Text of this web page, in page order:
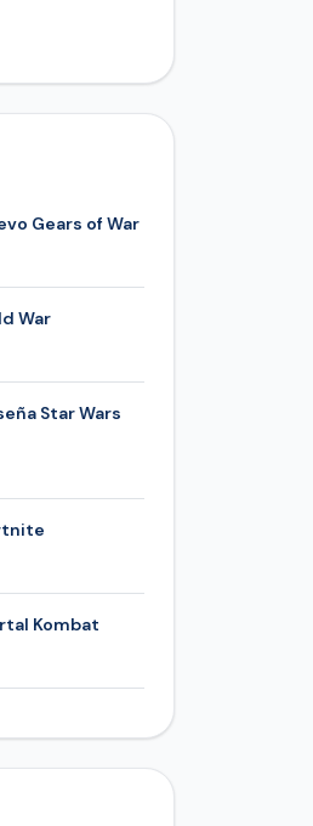
Gears of War
War
Star Wars
Kombat